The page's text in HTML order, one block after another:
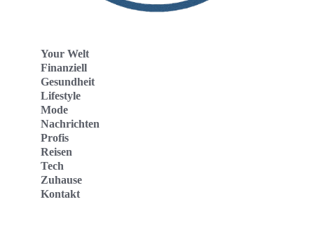
Your Welt
Finanziell
Gesundheit
Lifestyle
Mode
Nachrichten
Profis
Reisen
Tech
Zuhause
Kontakt